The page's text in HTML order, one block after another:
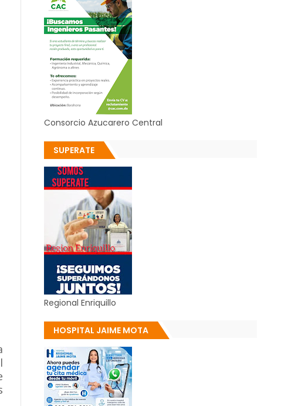
Consorcio Azucarero Central
SUPERATE
Regional Enriquillo
HOSPITAL JAIME MOTA